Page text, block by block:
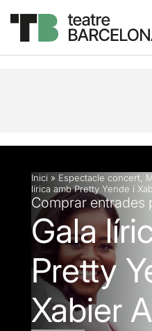
Descripció Fitxa
Inici » Espectacle concert
lírica amb Pretty Yende i
Comprar entrades
Gala
Pretty
Xabier